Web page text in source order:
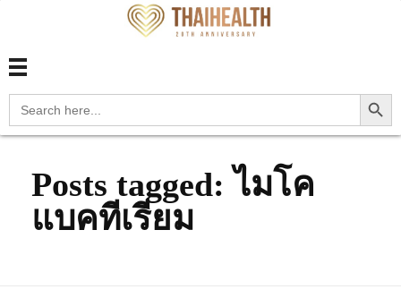
Search
for:
Search Button
Posts tagged: ไมโค
แบคทีเรียม